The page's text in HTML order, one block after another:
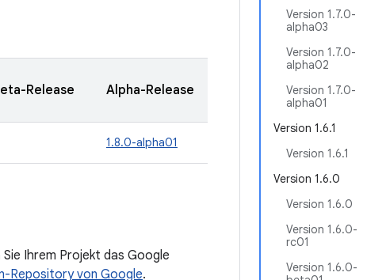
Version 1.7.0-
alpha03
Version 1.7.0-
alpha02
Version 1.7.0-
alpha01
Version 1.6.1
Version 1.6.1
Version 1.6.0
Version 1.6.0
Version 1.6.0-
rc01
Version 1.6.0-
Release Alpha-Release
1.8.0-alpha01
Ihrem Projekt das Google
Repository von Google.